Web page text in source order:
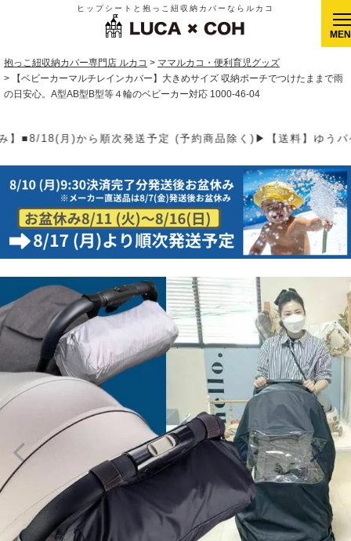
ヒップシートと抱っこ紐収納カバーならルカコ
抱っこ紐収納カバー専門店 ルカコ
ママルカコ・便利育児グッズ
【ベビーカーマルチレインカバー】大きめサイズ 収納ポーチでつけたままで雨
の日安心。A型AB型B型等４輪のベビーカー対応 1000-46-04
料】ゆうパケット400円(全国一律)、ゆうパック900円(沖縄